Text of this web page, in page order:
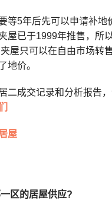
等5年后先可以申请补地
屋已于1999年推售，所
屋只可以在自由市场转
地价。
二成交记录和分析报告
屋
区的居屋供应?